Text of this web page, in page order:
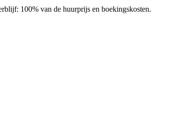
100% van de huurprijs en boekingskosten.